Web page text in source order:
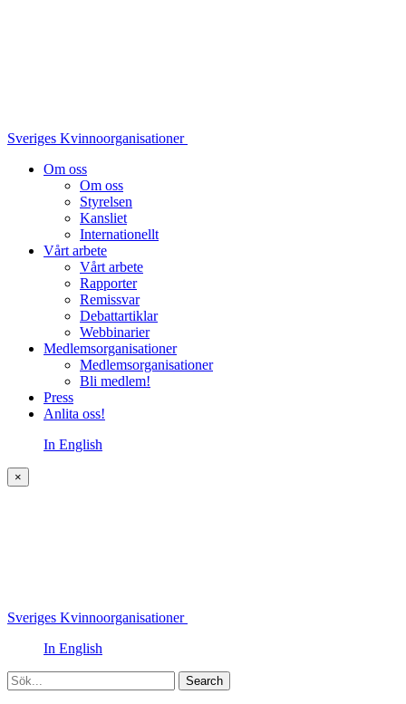
Sveriges Kvinnoorganisationer
Om oss
Om oss
Styrelsen
Kansliet
Internationellt
Vårt arbete
Vårt arbete
Rapporter
Remissvar
Debattartiklar
Webbinarier
Medlemsorganisationer
Medlemsorganisationer
Bli medlem!
Press
Anlita oss!
In English
×
Sveriges Kvinnoorganisationer
In English
Sök